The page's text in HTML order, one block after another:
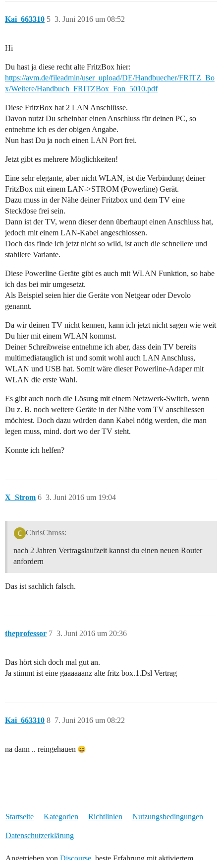
Kai_663310 3. Juni 2016 um 08:52
5
Hi
Du hast ja diese recht alte FritzBox hier:
https://avm.de/fileadmin/user_upload/DE/Handbuecher/FRITZ_Bo
x/Weitere/Handbuch_FRITZBox_Fon_5010.pdf
Diese FritzBox hat 2 LAN Anschlüsse.
Davon nutzt Du scheinbar einen Anschluss für deinen PC, so
entnehme ich es der obigen Angabe.
Nun hast Du ja noch einen LAN Port frei.
Jetzt gibt es mehrere Möglichkeiten!
Eine sehr elegante, aber nicht WLAN, ist die Verbindung deiner
FritzBox mit einem LAN->STROM (Powerline) Gerät.
Dazu muss in der Nähe deiner Fritzbox und dem TV eine
Steckdose frei sein.
Dann ist der TV, wenn dieser denn überhaupt einen Anschluss hat,
jedoch mit einem LAN-Kabel angeschlossen.
Doch das finde ich jetzt nicht so wild, ist auch die schnellere und
stabilere Variante.
Diese Powerline Geräte gibt es auch mit WLAN Funktion, so habe
ich das bei mir umgesetzt.
Als Beispiel seien hier die Geräte von Netgear oder Devolo
genannt.
Da wir deinen TV nicht kennen, kann ich jetzt nicht sagen wie weit
Du hier mit einem WLAN kommst.
Deiner Schreibweise entnehme ich aber, dass dein TV bereits
multimediatauglich ist und somit wohl auch LAN Anschluss,
WLAN und USB hat. Somit wäre dieser Powerline-Adaper mit
WLAN die erste Wahl.
Es gibt auch noch die Lösung mit einem Netzwerk-Switch, wenn
Du z. B. noch weitere Geräte in der Nähe vom TV anschliessen
möchtest. Doch dazu würden dann Kabel nötig werden, die man
legen muss, mind. dort wo der TV steht.
Konnte ich helfen?
X_Strom 3. Juni 2016 um 19:04
6
ChrisChross:
nach 2 Jahren Vertragslaufzeit kannst du einen neuen Router
anfordern
Das ist sachlich falsch.
theprofessor 3. Juni 2016 um 20:36
7
Das hört sich doch mal gut an.
Ja stimmt ist eine gaaaaaanz alte fritz box.1.Dsl Vertrag
Kai_663310 7. Juni 2016 um 08:22
8
na dann .. reingehauen
Startseite Kategorien Richtlinien Nutzungsbedingungen
Datenschutzerklärung
Angetrieben von Discourse, beste Erfahrung mit aktiviertem